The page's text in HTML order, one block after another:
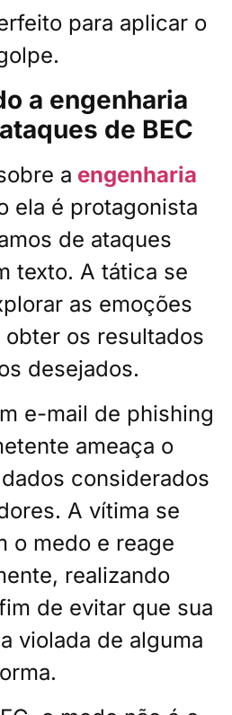
para aplicar o
a engenharia
de BEC
a engenharia
ela é protagonista
de ataques
texto. A tática se
as emoções
obter os resultados
desejados.
e-mail de phishing
ameaça o
considerados
A vítima se
o medo e reage
realizando
de evitar que sua
violada de alguma